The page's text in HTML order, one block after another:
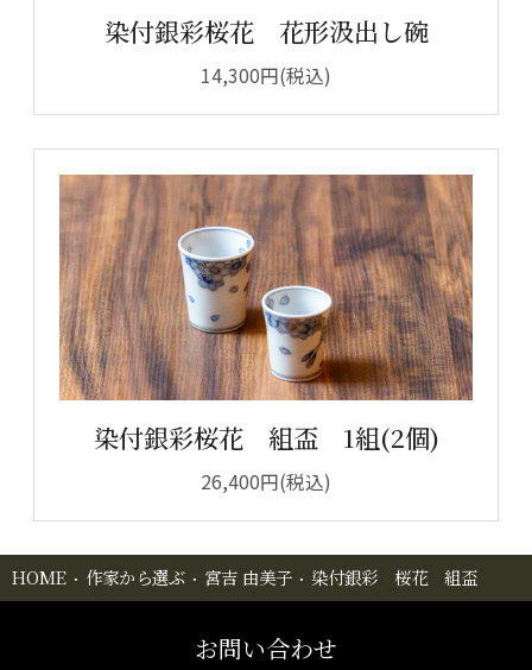
染付銀彩桜花 花形汲出し碗
14,300円(税込)
染付銀彩桜花 組盃 1組(2個)
26,400円(税込)
HOME 作家から選ぶ 宮吉 由美子 染付銀彩 桜花 組盃
お問い合わせ